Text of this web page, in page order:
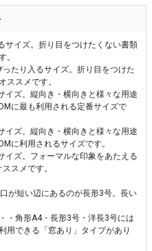
サイズ。折り目をつけたくない書類
。
たり入るサイズ。折り目をつけた
ススメです。
イズ。縦向き・横向きと様々な用途
に最も利用される定番サイズで
イズ。縦向き・横向きと様々な用途
に利用されるサイズです。
イズ。フォーマルな印象をあたえる
スメです。
が短い辺にあるのが長形3号。長い
・角形A4・長形3号・洋長3号には
用できる「窓あり」タイプがあり